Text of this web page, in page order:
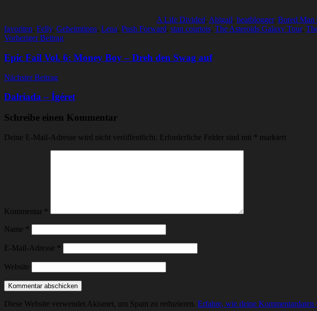
A Life Divided, Abigail, beatblogger, Bored Man
favoriten, Felly, Geheimtipps, Lena, Push Forward, stan courtois, The Asteroids Galaxy Tour,
Beitragsnavigation
Vorheriger Beitrag
Epic Fail Vol. 6: Money Boy – Dreh den Swag auf
Nächster Beitrag
Dalriada – Ígéret
Schreibe einen Kommentar
Deine E-Mail-Adresse wird nicht veröffentlicht. Erforderliche Felder sind mit * markiert
Kommentar *
Name *
E-Mail-Adresse *
Website
Diese Website verwendet Akismet, um Spam zu reduzieren. Erfahre, wie deine Kommentardaten